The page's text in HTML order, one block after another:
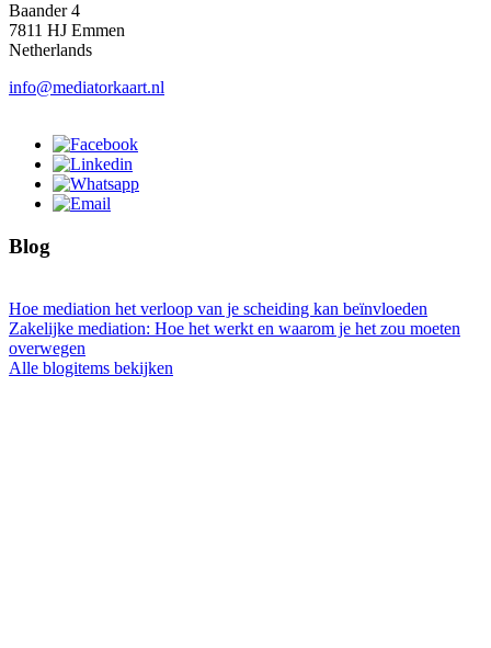
Baander 4
7811 HJ Emmen
Netherlands
info@mediatorkaart.nl
Blog
Hoe mediation het verloop van je scheiding kan beïnvloeden
Zakelijke mediation: Hoe het werkt en waarom je het zou moeten
overwegen
Alle blogitems bekijken